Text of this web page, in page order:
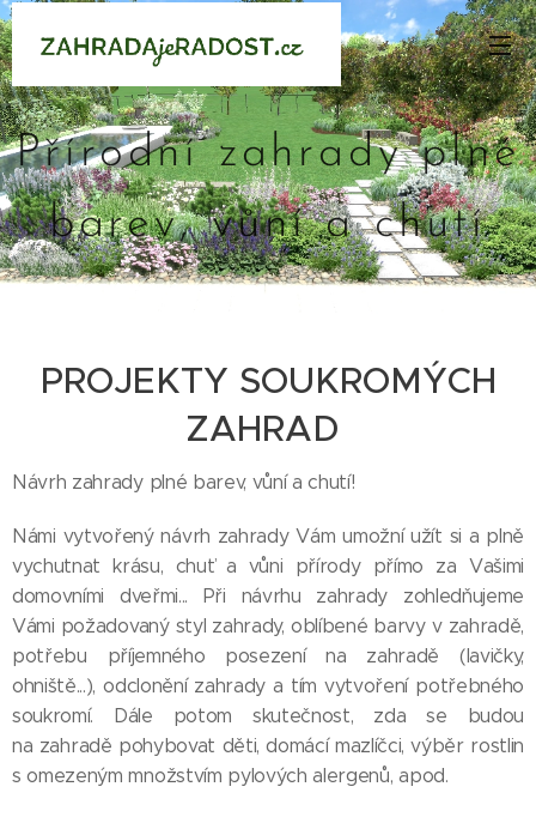
Přírodní zahrady plné
barev, vůní a chutí
PROJEKTY SOUKROMÝCH
ZAHRAD
Návrh zahrady plné barev, vůní a chutí!
Námi vytvořený návrh zahrady Vám umožní užít si a plně
vychutnat krásu, chuť a vůni přírody přímo za Vašimi
domovními dveřmi... Při návrhu zahrady zohledňujeme
Vámi požadovaný styl zahrady, oblíbené barvy v zahradě,
potřebu příjemného posezení na zahradě (lavičky,
ohniště...), odclonění zahrady a tím vytvoření potřebného
soukromí. Dále potom skutečnost, zda se budou
na zahradě pohybovat děti, domácí mazlíčci, výběr rostlin
s omezeným množstvím pylových alergenů, apod.